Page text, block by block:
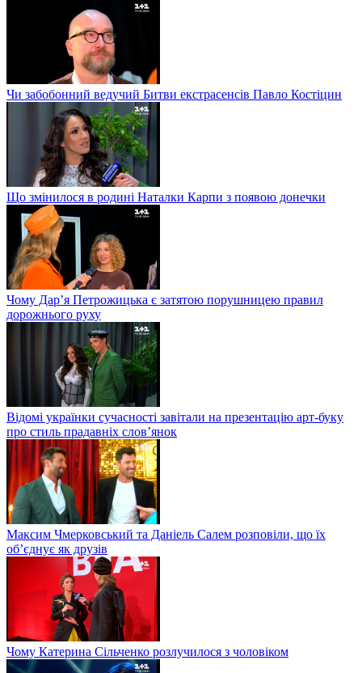
Чи забобонний ведучий Битви екстрасенсів Павло Костіцин
Що змінилося в родині Наталки Карпи з появою донечки
Чому Дар’я Петрожицька є затятою порушницею правил
дорожнього руху
Відомі українки сучасності завітали на презентацію арт-буку
про стиль прадавніх слов’янок
Максим Чмерковський та Даніель Салем розповіли, що їх
об’єднує як друзів
Чому Катерина Сільченко розлучилося з чоловіком